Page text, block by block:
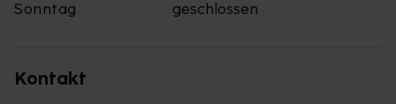
Sonntag
geschlossen
Kontakt